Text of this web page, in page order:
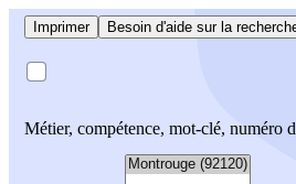
Imprimer Besoin d'aide sur la
Métier, compétence, mot-clé, numéro